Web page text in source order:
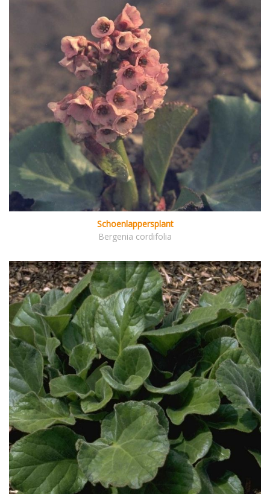
Schoenlappersplant
Bergenia cordifolia